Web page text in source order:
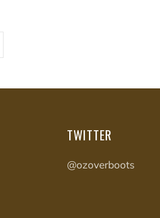
TWITTER
@ozoverboots